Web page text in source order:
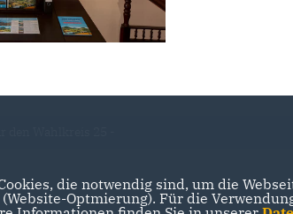
die notwendig sind, um die
Optmierung). Für die